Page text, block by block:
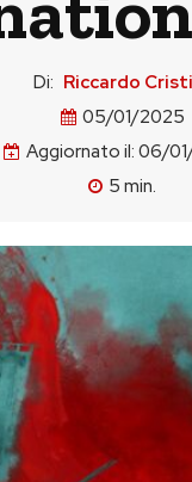
Di: Riccardo
05/01/2025
Aggiornato il: 06/
5 min.